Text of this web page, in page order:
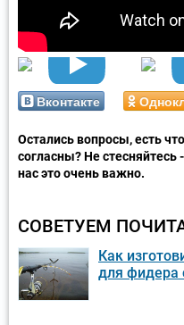
Вконтакте
Остались вопросы, есть
согласны? Не
нас это очень важно.
СОВЕТУЕМ
Как
для фидера